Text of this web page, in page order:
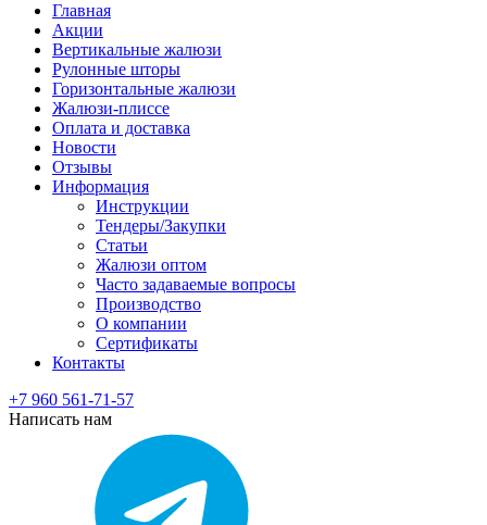
Главная
Акции
Вертикальные жалюзи
Рулонные шторы
Горизонтальные жалюзи
Жалюзи-плиссе
Оплата и доставка
Новости
Отзывы
Информация
Инструкции
Тендеры/Закупки
Статьи
Жалюзи оптом
Часто задаваемые вопросы
Производство
О компании
Сертификаты
Контакты
+7 960 561-71-57
Написать нам